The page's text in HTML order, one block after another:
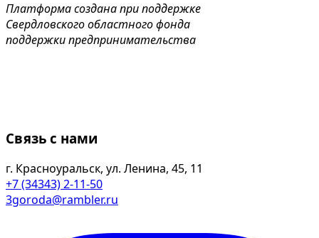
Платформа создана при поддержке
Свердловского областного фонда
поддержки предпринимательства
Связь с нами
г. Красноуральск, ул. Ленина, 45, 11
+7 (34343) 2-11-50
3goroda@rambler.ru